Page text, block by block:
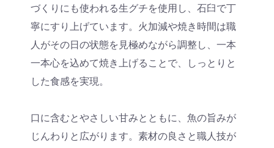
づくりにも使われる生グチを使用し、石臼で丁
寧にすり上げています。火加減や焼き時間は職
人がその日の状態を見極めながら調整し、一本
一本心を込めて焼き上げることで、しっとりと
した食感を実現。
口に含むとやさしい甘みとともに、魚の旨みが
じんわりと広がります。素材の良さと職人技が